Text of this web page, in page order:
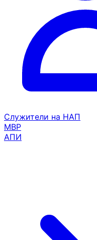
Служители на НАП
МВР
АПИ